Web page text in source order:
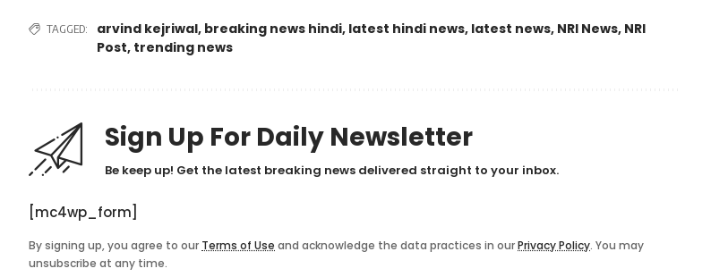
TAGGED: arvind kejriwal, breaking news hindi, latest hindi news, latest news, NRI News, NRI
Post, trending news
Sign Up For Daily Newsletter
Be keep up! Get the latest breaking news delivered straight to your inbox.
[mc4wp_form]
By signing up, you agree to our Terms of Use and acknowledge the data practices in ourPrivacy Policy. You may
unsubscribe at any time.